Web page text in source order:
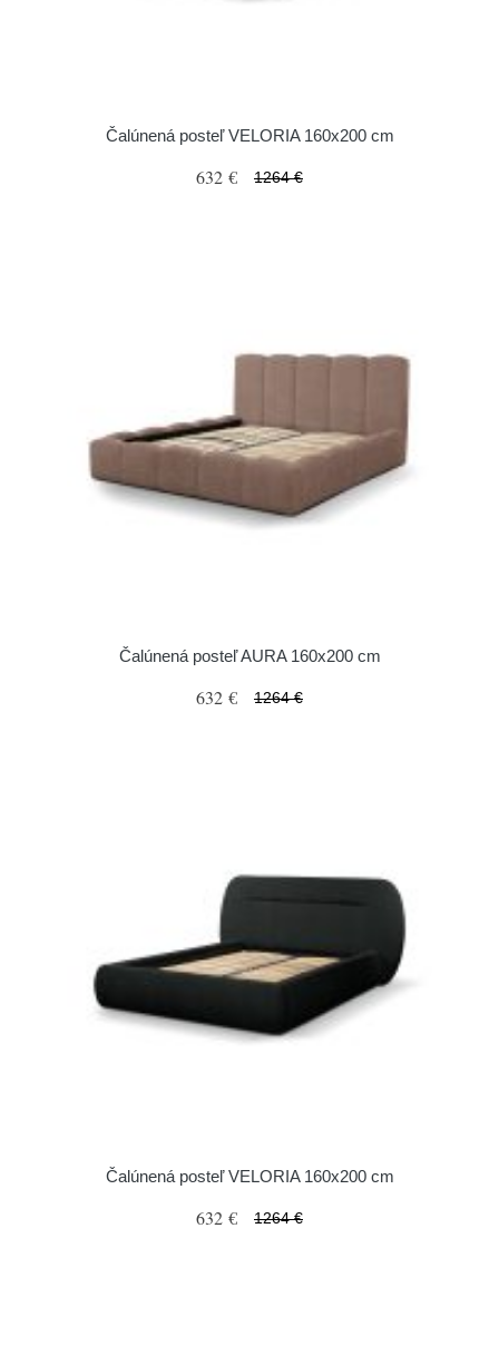
Čalúnená posteľ VELORIA 160x200 cm
632 € 1264 €
Čalúnená posteľ AURA 160x200 cm
632 € 1264 €
Čalúnená posteľ VELORIA 160x200 cm
632 € 1264 €